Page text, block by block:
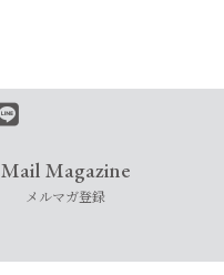
Mail Magazine
メルマガ登録